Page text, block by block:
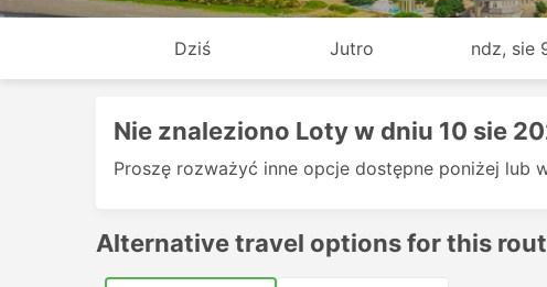
Dziś Jutro ndz, sie
Nie znaleziono Loty w dniu 10 sie
Proszę rozważyć inne opcje dostępne poniżej lub
Alternative travel options for this